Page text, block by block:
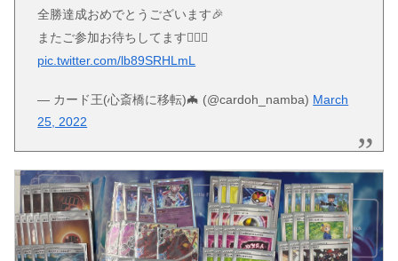
全勝達成おめでとうございます🎉
またご参加お待ちしてます🙇🏻‍♂️
pic.twitter.com/lb89SRHLmL
— カード王(心斎橋に移転)🦇 (@cardoh_namba) March
25, 2022